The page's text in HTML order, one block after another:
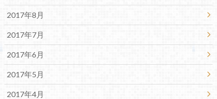
2017年8月
2017年7月
2017年6月
2017年5月
2017年4月